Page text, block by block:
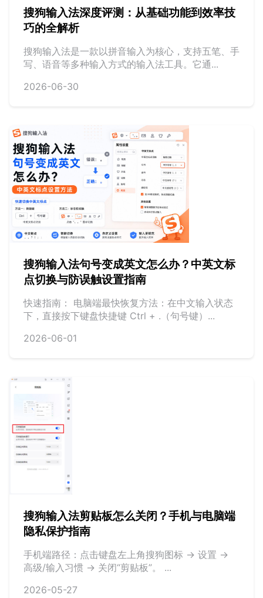
搜狗输入法深度评测：从基础功能到效率技
巧的全解析
搜狗输入法是一款以拼音输入为核心，支持五笔、手
写、语音等多种输入方式的输入法工具。它通...
2026-06-30
搜狗输入法句号变成英文怎么办？中英文标
点切换与防误触设置指南
快速指南： 电脑端最快恢复方法：在中文输入状态
下，直接按下键盘快捷键 Ctrl + .（句号键）...
2026-06-01
搜狗输入法剪贴板怎么关闭？手机与电脑端
隐私保护指南
手机端路径：点击键盘左上角搜狗图标 -> 设置 ->
高级/输入习惯 -> 关闭“剪贴板”。 ...
2026-05-27